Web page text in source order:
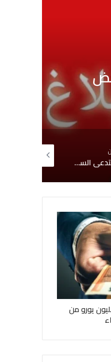
درجات الحرارة تصل 49درجة خلال الأيام القادمة
يورو من